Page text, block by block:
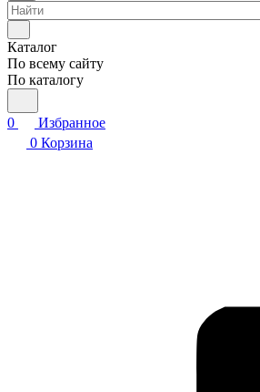
Каталог
По всему сайту
По каталогу
0
Избранное
0 Корзина